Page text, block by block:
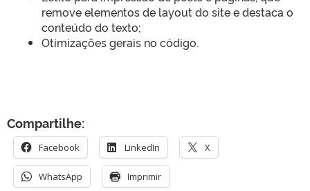
remove elementos de layout do site e destaca o
conteúdo do texto;
Otimizações gerais no código.
Compartilhe:
Facebook LinkedIn X
WhatsApp Imprimir